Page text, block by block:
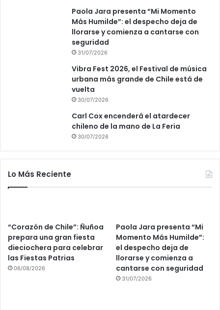
Paola Jara presenta “Mi Momento
Más Humilde”: el despecho deja de
llorarse y comienza a cantarse con
seguridad
31/07/2026
Vibra Fest 2026, el Festival de música
urbana más grande de Chile está de
vuelta
30/07/2026
Carl Cox encenderá el atardecer
chileno de la mano de La Feria
30/07/2026
Lo Más Reciente
“Corazón de Chile”: Ñuñoa
prepara una gran fiesta
dieciochera para celebrar
las Fiestas Patrias
06/08/2026
Paola Jara presenta “Mi
Momento Más Humilde”:
el despecho deja de
llorarse y comienza a
cantarse con seguridad
31/07/2026